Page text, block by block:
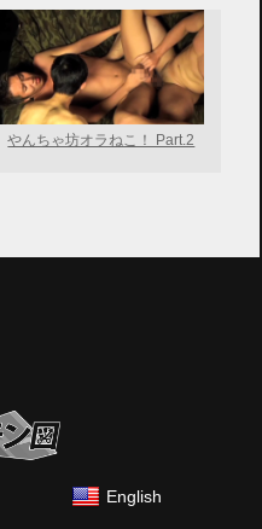
やんちゃ坊オラねこ！ Part.2
English